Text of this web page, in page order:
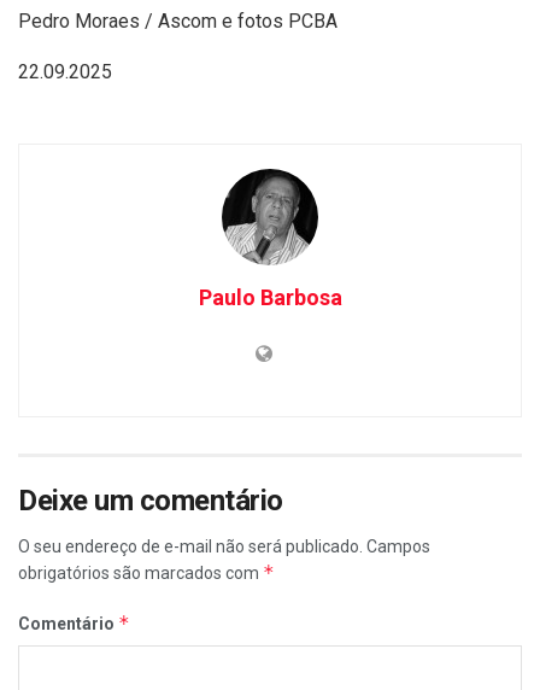
Pedro Moraes / Ascom e fotos PCBA
22.09.2025
Paulo Barbosa
Deixe um comentário
O seu endereço de e-mail não será publicado. Campos
obrigatórios são marcados com *
Comentário *